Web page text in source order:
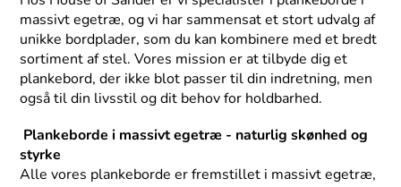
massivt egetræ, og vi har sammensat et stort udvalg af
unikke bordplader, som du kan kombinere med et bredt
sortiment af stel. Vores mission er at tilbyde dig et
plankebord, der ikke blot passer til din indretning, men
også til din livsstil og dit behov for holdbarhed.
Plankeborde i massivt egetræ - naturlig skønhed og
styrke
Alle vores plankeborde er fremstillet i massivt egetræ,